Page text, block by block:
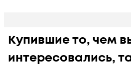
Купившие то, чем
интересовались,